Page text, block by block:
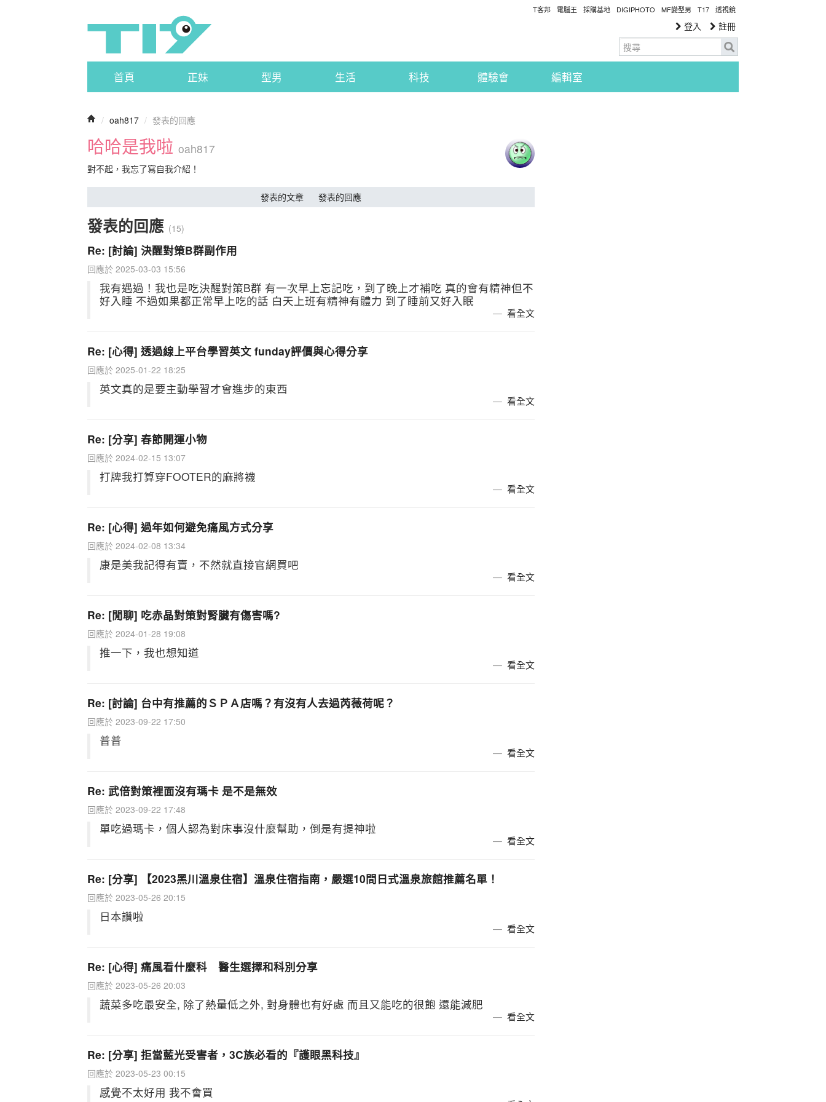
T客邦 電腦王 採購基地 DIGIPHOTO MF變型男 T17 透視鏡
登入 註冊
首頁 正妹 型男 生活 科技 體驗會 編輯室
/ oah817 / 發表的回應
哈哈是我啦 oah817
對不起，我忘了寫自我介紹！
發表的文章 發表的回應
發表的回應 (15)
Re: [討論] 決醒對策B群副作用
回應於 2025-03-03 15:56
我有遇過！我也是吃決醒對策B群 有一次早上忘記吃，到了晚上才補吃 真的會有精神但不
好入睡 不過如果都正常早上吃的話 白天上班有精神有體力 到了睡前又好入眠
看全文
Re: [心得] 透過線上平台學習英文 funday評價與心得分享
回應於 2025-01-22 18:25
英文真的是要主動學習才會進步的東西
看全文
Re: [分享] 春節開運小物
回應於 2024-02-15 13:07
打牌我打算穿FOOTER的麻將襪
看全文
Re: [心得] 過年如何避免痛風方式分享
回應於 2024-02-08 13:34
康是美我記得有賣，不然就直接官網買吧
看全文
Re: [閒聊] 吃赤晶對策對腎臟有傷害嗎?
回應於 2024-01-28 19:08
推一下，我也想知道
看全文
Re: [討論] 台中有推薦的ＳＰＡ店嗎？有沒有人去過芮薇荷呢？
回應於 2023-09-22 17:50
普普
看全文
Re: 武倍對策裡面沒有瑪卡 是不是無效
回應於 2023-09-22 17:48
單吃過瑪卡，個人認為對床事沒什麼幫助，倒是有提神啦
看全文
Re: [分享] 【2023黑川溫泉住宿】溫泉住宿指南，嚴選10間日式溫泉旅館推薦名單！
回應於 2023-05-26 20:15
日本讚啦
看全文
Re: [心得] 痛風看什麼科 醫生選擇和科別分享
回應於 2023-05-26 20:03
蔬菜多吃最安全, 除了熱量低之外, 對身體也有好處 而且又能吃的很飽 還能減肥
看全文
Re: [分享] 拒當藍光受害者，3C族必看的『護眼黑科技』
回應於 2023-05-23 00:15
感覺不太好用 我不會買